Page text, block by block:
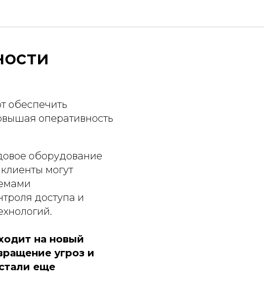
обеспечить
оперативность
оборудование
могут
доступа и
на новый
угроз и
еще